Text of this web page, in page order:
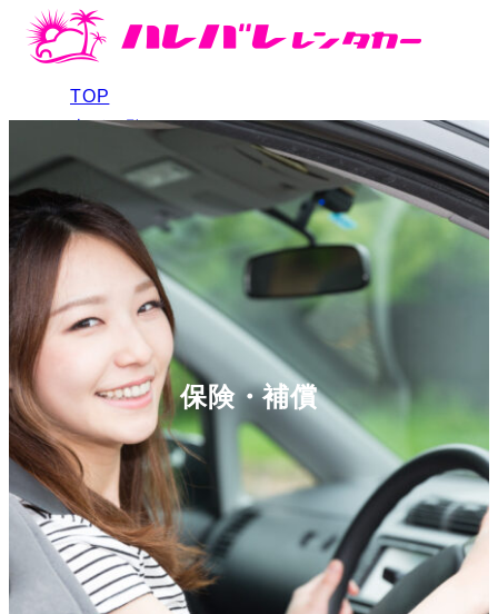
TOP
車種一覧
料金
アクセス
ご予約
保険・補償
保険補償・免責補償制度